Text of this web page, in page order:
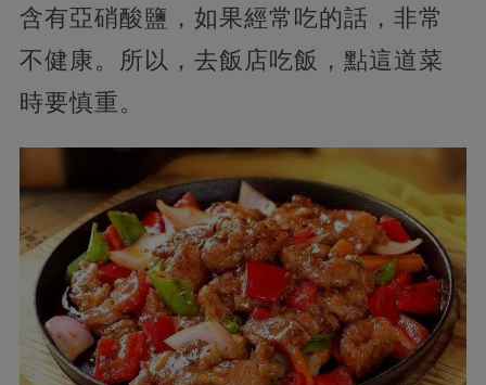
含有亞硝酸鹽，如果經常吃的話，非常
不健康。所以，去飯店吃飯，點這道菜
時要慎重。